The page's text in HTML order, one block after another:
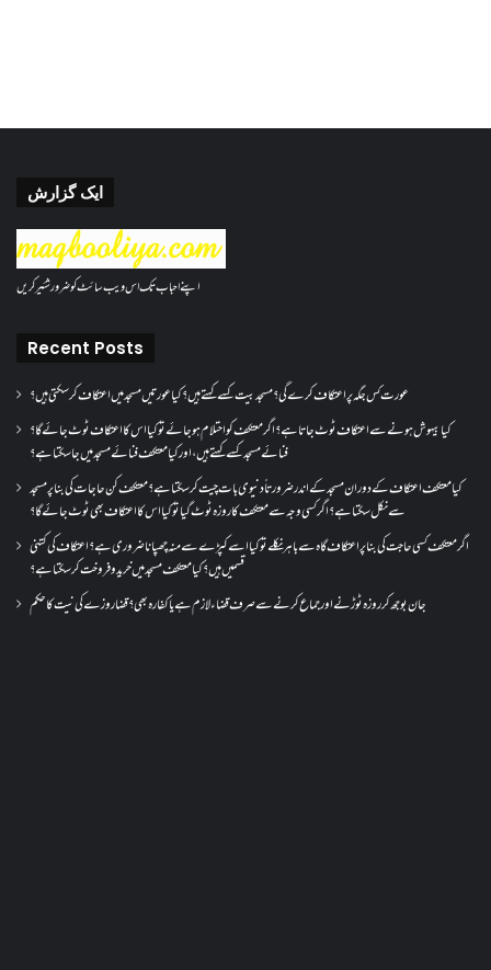
ایک گزارش
اپنے احباب تک اس ویب سائٹ کو ضرور شئیر کریں
Recent Posts
عورت کس جگہ پر اعتکاف کرے گی؟مسجد بیت کسے کہتے ہیں؟کیا عورتیں مسجد میں اعتکاف کر سکتی ہیں؟
کیا بیہوش ہونے سے اعتکاف ٹوٹ جاتا ہے؟ اگر معتکف کو احتلام ہو جائے تو کیا اس کا اعتکاف ٹوٹ جائے گا؟
فنائے مسجد کسے کہتے ہیں ، اور کیا معتکف فنائے مسجد میں جا سکتا ہے؟
کیا معتکف اعتکاف کے دوران مسجد کے اندر ضرورتاً دنیوی بات چیت کر سکتا ہے؟معتکف کن حاجات کی بنا پر مسجد
سے نکل سکتا ہے؟ اگر کسی وجہ سے معتکف کا روزہ ٹوٹ گیا تو کیا اس کا اعتکاف بھی ٹوٹ جائے گا؟
اگر معتکف کسی حاجت کی بنا پر اعتکاف گاہ سے باہر نکلے تو کیا اسے کپڑے سے منہ چھپانا ضروری ہے؟اعتکاف کی کتنی
قسمیں ہیں؟کیا معتکف مسجد میں خرید و فروخت کر سکتا ہے؟
جان بوجھ کر روزہ ٹوڑنے اور جماع کرنے سے صرف قضاء لازم ہے یا کفارہ بھی؟ قضا روزے کی نیت کا حکم